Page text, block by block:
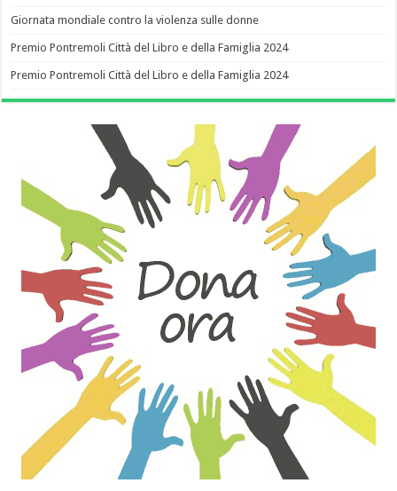
Giornata mondiale contro la violenza sulle donne
Premio Pontremoli Città del Libro e della Famiglia 2024
Premio Pontremoli Città del Libro e della Famiglia 2024